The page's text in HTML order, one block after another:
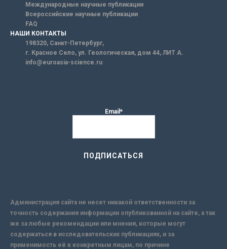
Международные научные публикации
Всероссийские научные публикации
FAQ
НАШИ КОНТАКТЫ
198320, Санкт-Петербург,
г. Красное Село, ул. Геологическая, дом 44, ЛИТ А.
info@euroasia-science.ru
Email*
Администрация сайта не несет никакой ответственности за
точность содержания информации опубликованной на сайте, а так
же за любые рекомендации или мнения, которые могут
содержаться в исследовательских публикациях, и за
применимость её к конкретным лицам, по причине